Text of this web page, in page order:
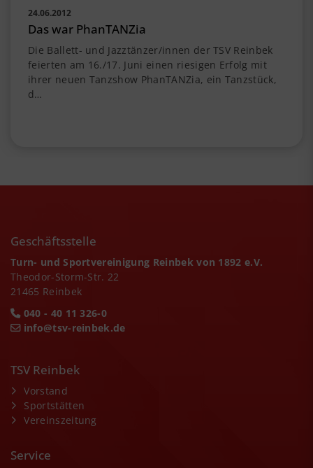
24.06.2012
Das war PhanTANZia
Die Ballett- und Jazztänzer/innen der TSV Reinbek
feierten am 16./17. Juni einen riesigen Erfolg mit
ihrer neuen Tanzshow PhanTANZia, ein Tanzstück,
d…
Geschäftsstelle
Turn- und Sportvereinigung Reinbek von 1892 e.V.
Theodor-Storm-Str. 22
21465 Reinbek
040 - 40 11 326-0
info@tsv-reinbek.de
TSV Reinbek
Vorstand
Sportstätten
Vereinszeitung
Service